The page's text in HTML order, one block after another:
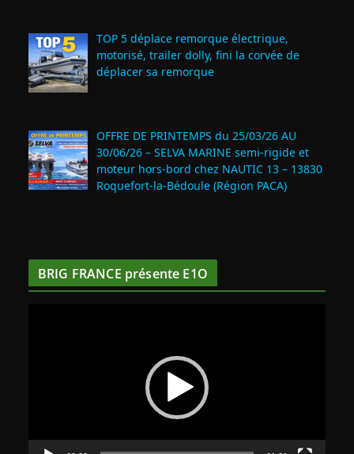
TOP 5 déplace remorque électrique,
motorisé, trailer dolly, fini la corvée de
déplacer sa remorque
OFFRE DE PRINTEMPS du 25/03/26 AU
30/06/26 – SELVA MARINE semi-rigide et
moteur hors-bord chez NAUTIC 13 – 13830
Roquefort‑la‑Bédoule (Région PACA)
BRIG FRANCE présente E1O